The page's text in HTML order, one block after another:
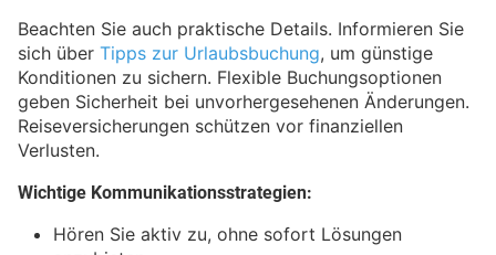
Beachten Sie auch praktische Details. Informieren Sie
sich über Tipps zur Urlaubsbuchung, um günstige
Konditionen zu sichern. Flexible Buchungsoptionen
geben Sicherheit bei unvorhergesehenen Änderungen.
Reiseversicherungen schützen vor finanziellen
Verlusten.
Wichtige Kommunikationsstrategien:
Hören Sie aktiv zu, ohne sofort Lösungen